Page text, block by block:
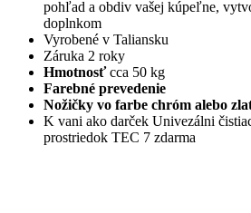
pohľad a obdiv vašej kúpeľne,
doplnkom
Vyrobené v Taliansku
Záruka 2 roky
Hmotnosťcca 50 kg
Farebné prevedenie
Nožičky vo farbe chróm alebo
K vani ako darček Univezálni
prostriedok TEC 7 zdarma